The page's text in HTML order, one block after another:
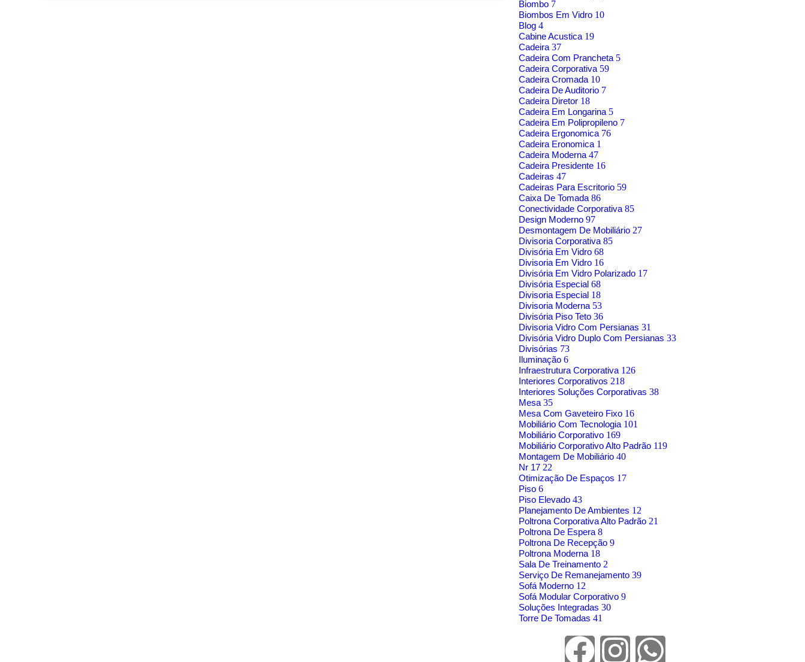
Biombo 7
Biombos Em Vidro 10
Blog 4
Cabine Acustica 19
Cadeira 37
Cadeira Com Prancheta 5
Cadeira Corporativa 59
Cadeira Cromada 10
Cadeira De Auditorio 7
Cadeira Diretor 18
Cadeira Em Longarina 5
Cadeira Em Polipropileno 7
Cadeira Ergonomica 76
Cadeira Eronomica 1
Cadeira Moderna 47
Cadeira Presidente 16
Cadeiras 47
Cadeiras Para Escritorio 59
Caixa De Tomada 86
Conectividade Corporativa 85
Design Moderno 97
Desmontagem De Mobiliário 27
Divisoria Corporativa 85
Divisória Em Vidro 68
Divisoria Em Vidro 16
Divisória Em Vidro Polarizado 17
Divisória Especial 68
Divisoria Especial 18
Divisoria Moderna 53
Divisória Piso Teto 36
Divisoria Vidro Com Persianas 31
Divisória Vidro Duplo Com Persianas 33
Divisórias 73
Iluminação 6
Infraestrutura Corporativa 126
Interiores Corporativos 218
Interiores Soluções Corporativas 38
Mesa 35
Mesa Com Gaveteiro Fixo 16
Mobiliário Com Tecnologia 101
Mobiliário Corporativo 169
Mobiliário Corporativo Alto Padrão 119
Montagem De Mobiliário 40
Nr 17 22
Otimização De Espaços 17
Piso 6
Piso Elevado 43
Planejamento De Ambientes 12
Poltrona Corporativa Alto Padrão 21
Poltrona De Espera 8
Poltrona De Recepção 9
Poltrona Moderna 18
Sala De Treinamento 2
Serviço De Remanejamento 39
Sofá Moderno 12
Sofá Modular Corporativo 9
Soluções Integradas 30
Torre De Tomadas 41